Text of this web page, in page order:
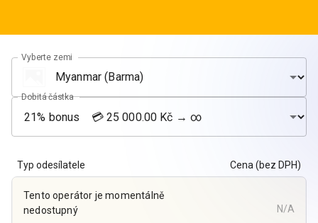
Vyberte zemi
Dobitá částka
Typ odesílatele Cena (bez DPH)
Tento operátor je momentálně
nedostupný
N/A